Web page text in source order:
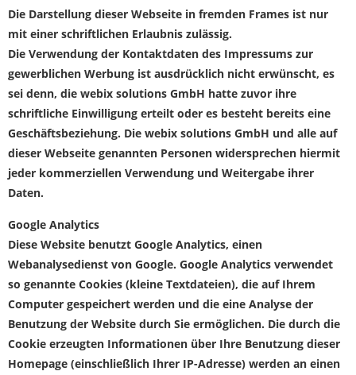
Die Darstellung dieser Webseite in fremden Frames ist nur
mit einer schriftlichen Erlaubnis zulässig.
Die Verwendung der Kontaktdaten des Impressums zur
gewerblichen Werbung ist ausdrücklich nicht erwünscht, es
sei denn, die webix solutions GmbH hatte zuvor ihre
schriftliche Einwilligung erteilt oder es besteht bereits eine
Geschäftsbeziehung. Die webix solutions GmbH und alle auf
dieser Webseite genannten Personen widersprechen hiermit
jeder kommerziellen Verwendung und Weitergabe ihrer
Daten.
Google Analytics
Diese Website benutzt Google Analytics, einen
Webanalysedienst von Google. Google Analytics verwendet
so genannte Cookies (kleine Textdateien), die auf Ihrem
Computer gespeichert werden und die eine Analyse der
Benutzung der Website durch Sie ermöglichen. Die durch die
Cookie erzeugten Informationen über Ihre Benutzung dieser
Homepage (einschließlich Ihrer IP-Adresse) werden an einen